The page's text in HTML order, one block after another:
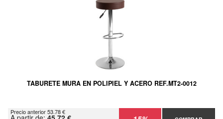
TABURETE MURA EN POLIPIEL Y ACERO REF.MT2-0012
Precio anterior 53.78 €